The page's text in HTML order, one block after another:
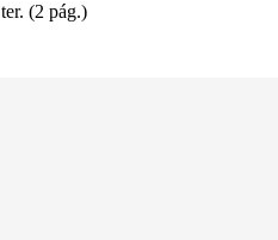
(2 pág.)